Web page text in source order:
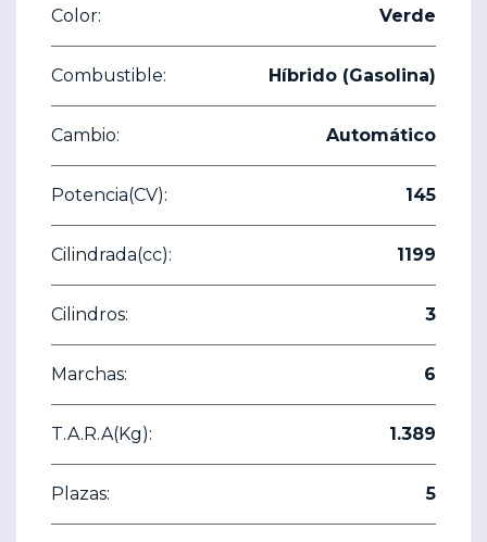
Color: Verde
Combustible: Híbrido (Gasolina)
Cambio: Automático
Potencia(CV): 145
Cilindrada(cc): 1199
Cilindros: 3
Marchas: 6
T.A.R.A(Kg): 1.389
Plazas: 5